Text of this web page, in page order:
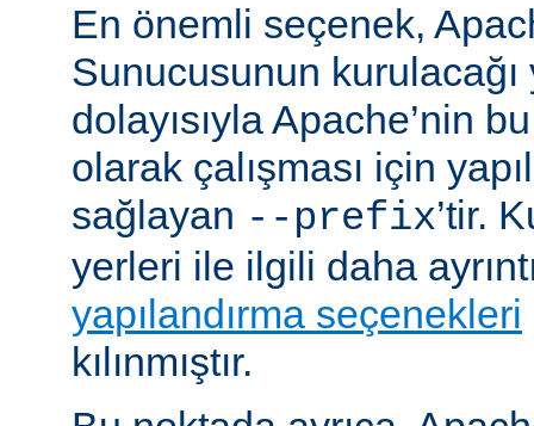
En önemli seçenek,
Sunucusunun
dolayısıyla Apache’nin
olarak çalışması için
sağlayan --prefix’tir.
yerleri ile ilgili daha
yapılandırma seçenekleri
kılınmıştır.